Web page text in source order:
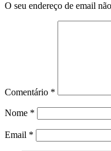
O seu endereço de email
Comentário *
Nome *
Email *